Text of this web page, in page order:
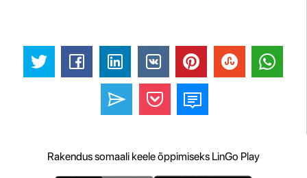
Rakendus somaali keele õppimiseks LinGo Play